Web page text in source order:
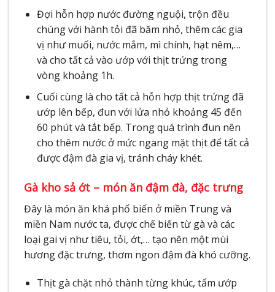
Đợi hỗn hợp nước đường nguội, trộn đều
chúng với hành tỏi đã băm nhỏ, thêm các gia
vị như muối, nước mắm, mì chính, hạt nêm,…
và cho tất cả vào ướp với thịt trứng trong
vòng khoảng 1h.
Cuối cùng là cho tất cả hỗn hợp thịt trứng đã
ướp lên bếp, đun với lửa nhỏ khoảng 45 đến
60 phút và tắt bếp. Trong quá trình đun nên
cho thêm nước ở mức ngang mặt thịt để tất cả
được đậm đà gia vị, tránh cháy khét.
Gà kho sả ớt – món ăn đậm đà, đặc trưng
Đây là món ăn khá phổ biến ở miền Trung và
miền Nam nước ta, được chế biến từ gà và các
loại gai vị như tiêu, tỏi, ớt,… tạo nên một mùi
hương đặc trưng, thơm ngon đậm đà khó cưỡng.
Thịt gà chặt nhỏ thành từng khúc, tẩm ướp